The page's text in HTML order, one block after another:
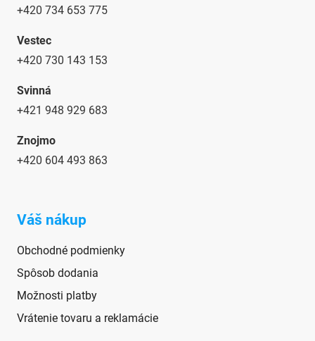
+420 734 653 775
Vestec
+420 730 143 153
Svinná
+421 948 929 683
Znojmo
+420 604 493 863
Váš nákup
Obchodné podmienky
Spôsob dodania
Možnosti platby
Vrátenie tovaru a reklamácie